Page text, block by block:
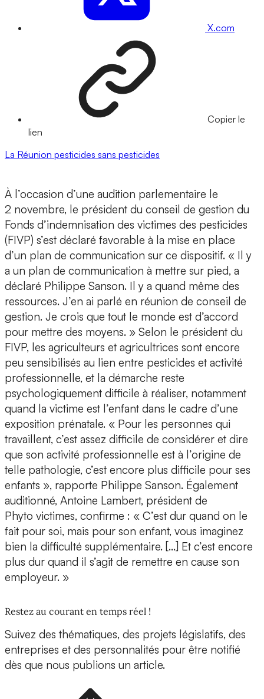
X.com
Copier le
lien
La Réunion pesticides sans pesticides
À l’occasion d’une audition parlementaire le
2 novembre, le président du conseil de gestion du
Fonds d’indemnisation des victimes des pesticides
(FIVP) s’est déclaré favorable à la mise en place
d’un plan de communication sur ce dispositif. « Il y
a un plan de communication à mettre sur pied, a
déclaré Philippe Sanson. Il y a quand même des
ressources. J’en ai parlé en réunion de conseil de
gestion. Je crois que tout le monde est d’accord
pour mettre des moyens. » Selon le président du
FIVP, les agriculteurs et agricultrices sont encore
peu sensibilisés au lien entre pesticides et activité
professionnelle, et la démarche reste
psychologiquement difficile à réaliser, notamment
quand la victime est l’enfant dans le cadre d’une
exposition prénatale. « Pour les personnes qui
travaillent, c’est assez difficile de considérer et dire
que son activité professionnelle est à l’origine de
telle pathologie, c’est encore plus difficile pour ses
enfants », rapporte Philippe Sanson. Également
auditionné, Antoine Lambert, président de
Phyto victimes, confirme : « C’est dur quand on le
fait pour soi, mais pour son enfant, vous imaginez
bien la difficulté supplémentaire. […] Et c’est encore
plus dur quand il s’agit de remettre en cause son
employeur. »
Restez au courant en temps réel !
Suivez des thématiques, des projets législatifs, des
entreprises et des personnalités pour être notifié
dès que nous publions un article.